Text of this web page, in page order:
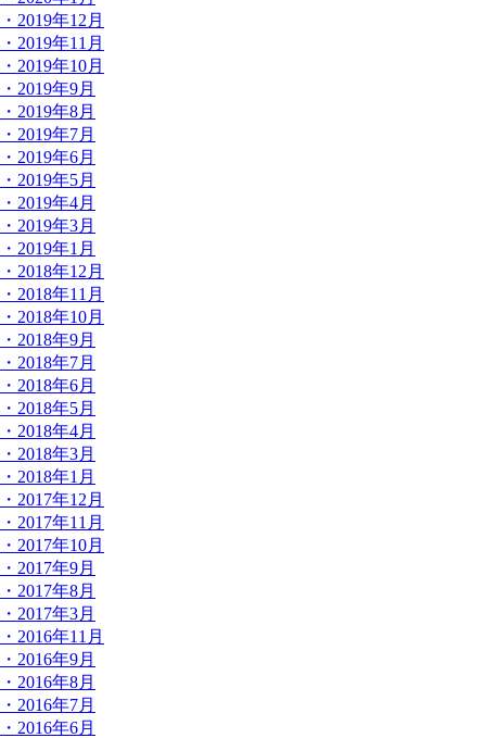
・2019年12月
・2019年11月
・2019年10月
・2019年9月
・2019年8月
・2019年7月
・2019年6月
・2019年5月
・2019年4月
・2019年3月
・2019年1月
・2018年12月
・2018年11月
・2018年10月
・2018年9月
・2018年7月
・2018年6月
・2018年5月
・2018年4月
・2018年3月
・2018年1月
・2017年12月
・2017年11月
・2017年10月
・2017年9月
・2017年8月
・2017年3月
・2016年11月
・2016年9月
・2016年8月
・2016年7月
・2016年6月